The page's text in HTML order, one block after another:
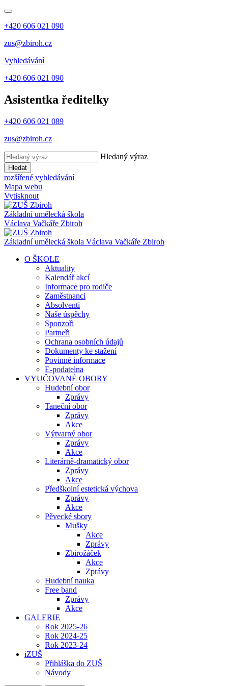
+420 606 021 090
zus@zbiroh.cz
Vyhledávání
+420 606 021 090
Asistentka ředitelky
+420 606 021 089
zus@zbiroh.cz
Hledaný výraz
Hledat
rozšířené vyhledávání
Mapa webu
Vytisknout
Základní umělecká škola
Václava Vačkáře Zbiroh
Základní umělecká škola Václava Vačkáře Zbiroh
O ŠKOLE
Aktuality
Kalendář akcí
Informace pro rodiče
Zaměstnanci
Absolventi
Naše úspěchy
Sponzoři
Partneři
Ochrana osobních údajů
Dokumenty ke stažení
Povinné informace
E-podatelna
VYUČOVANÉ OBORY
Hudební obor
Zprávy
Taneční obor
Zprávy
Akce
Výtvarný obor
Zprávy
Akce
Literárně-dramatický obor
Zprávy
Akce
Předškolní estetická výchova
Zprávy
Akce
Pěvecké sbory
Mušky
Akce
Zprávy
Zbirožáček
Akce
Zprávy
Hudební nauka
Free band
Zprávy
Akce
GALERIE
Rok 2025-26
Rok 2024-25
Rok 2023-24
iZUŠ
Přihláška do ZUŠ
Návody